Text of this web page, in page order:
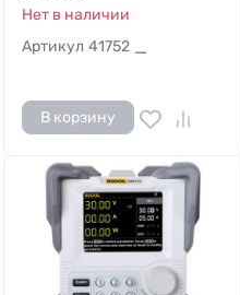
Нет в наличии
Артикул 41752 —
В корзину